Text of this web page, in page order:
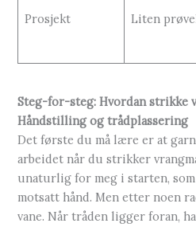
Prosjekt Liten
Steg-for-steg: Hvordan strikke
Håndstilling og trådplassering
Det første du må lære er at
arbeidet når du strikker
unaturlig for meg i starten,
motsatt hånd. Men etter noen
vane. Når tråden ligger foran,